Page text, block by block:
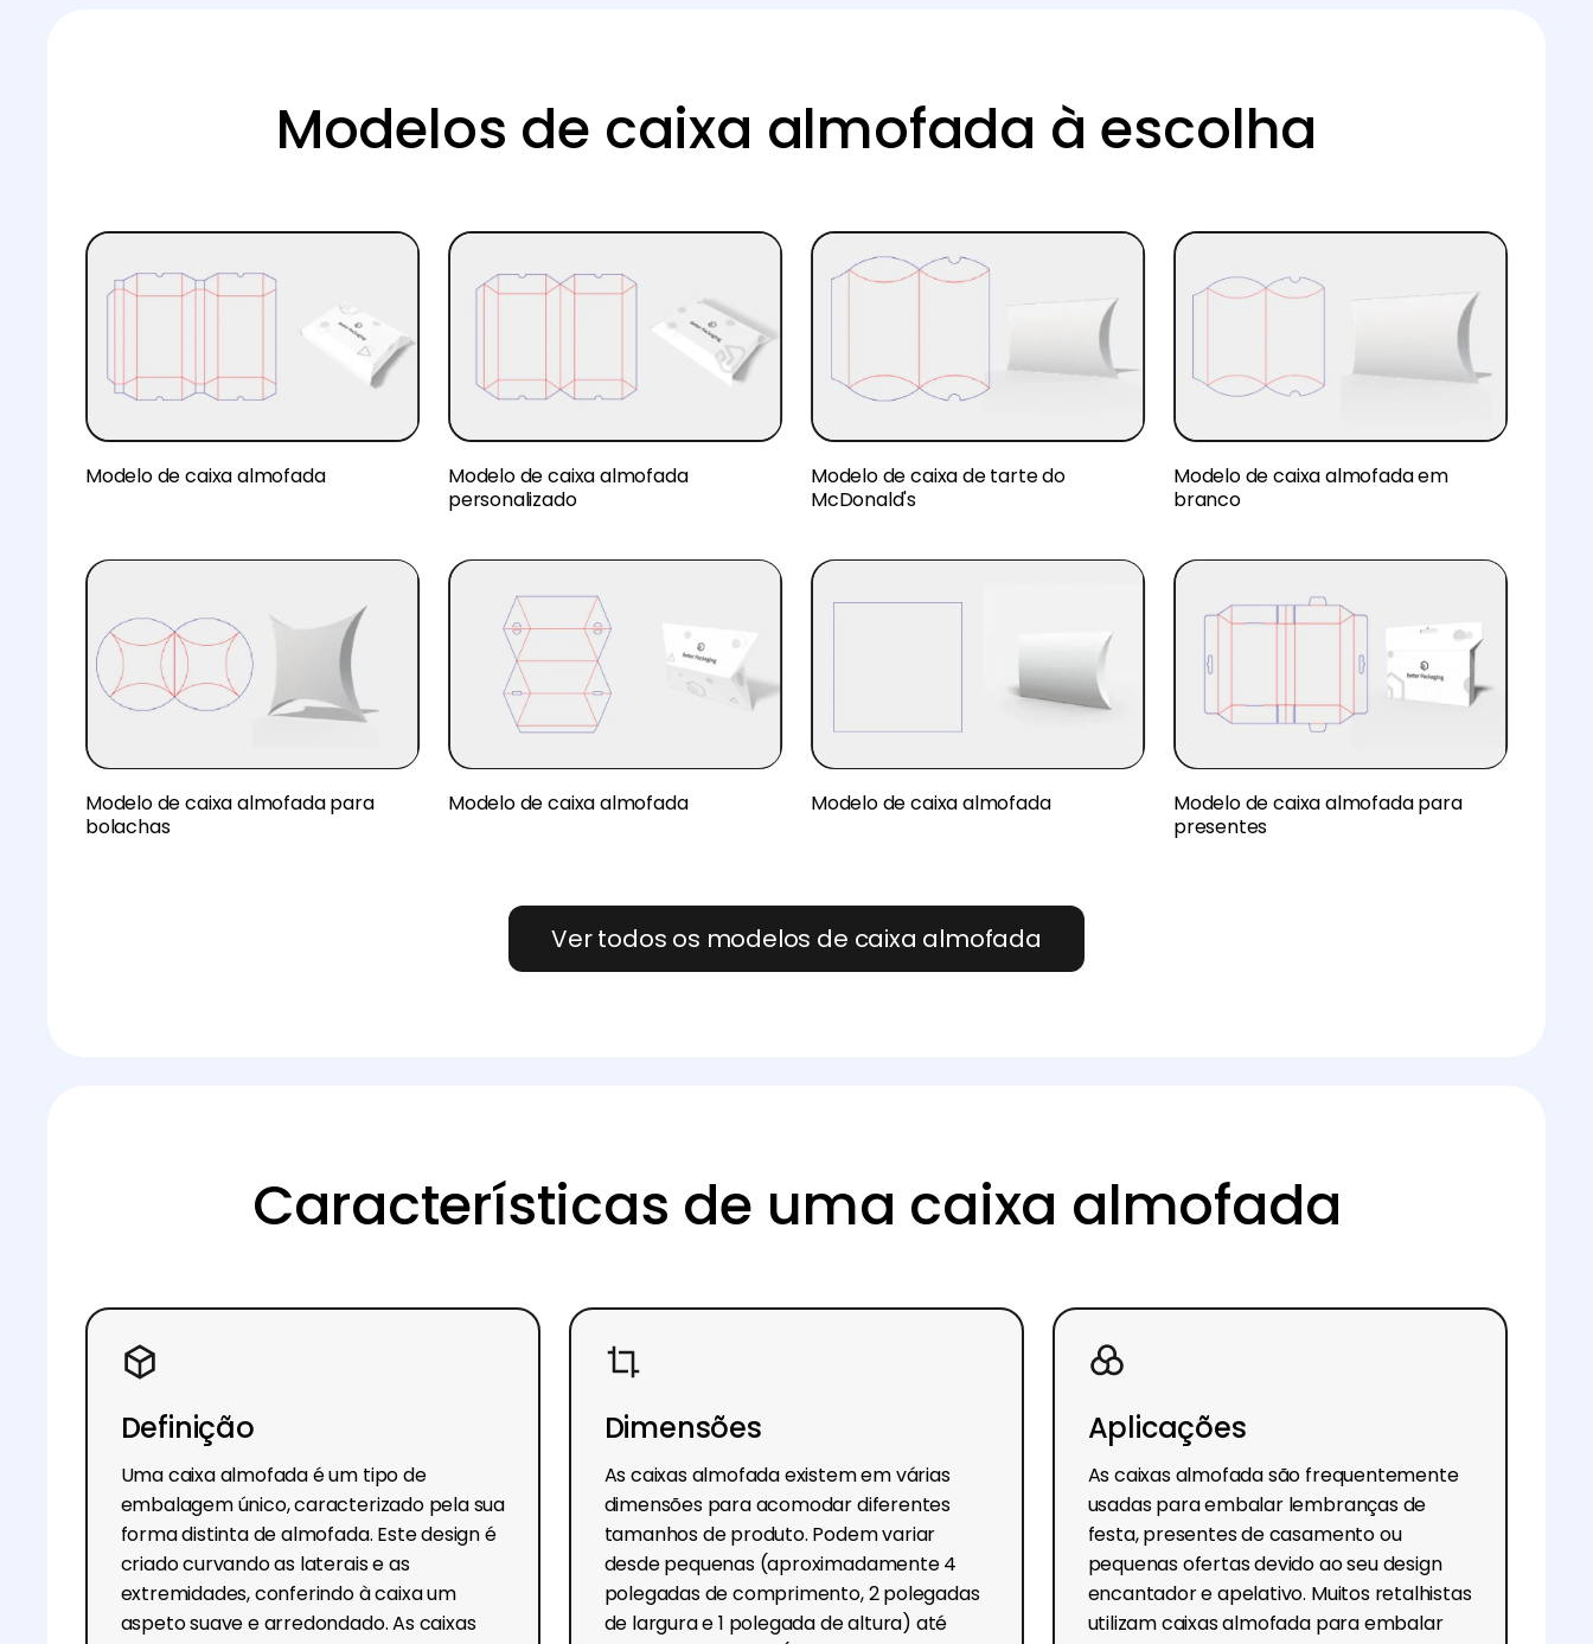
Modelos de caixa almofada à escolha
Modelo de caixa almofada
Modelo de caixa almofada
personalizado
Modelo de caixa de tarte do
McDonald's
Modelo de caixa almofada em
branco
Modelo de caixa almofada para
bolachas
Modelo de caixa almofada Modelo de caixa almofada
Modelo de caixa almofada para
presentes
Ver todos os modelos de caixa almofada
Características de uma caixa almofada
Definição
Uma caixa almofada é um tipo de
embalagem único, caracterizado pela sua
forma distinta de almofada. Este design é
criado curvando as laterais e as
extremidades, conferindo à caixa um
aspeto suave e arredondado. As caixas
Dimensões
As caixas almofada existem em várias
dimensões para acomodar diferentes
tamanhos de produto. Podem variar
desde pequenas (aproximadamente 4
polegadas de comprimento, 2 polegadas
de largura e 1 polegada de altura) até
Aplicações
As caixas almofada são frequentemente
usadas para embalar lembranças de
festa, presentes de casamento ou
pequenas ofertas devido ao seu design
encantador e apelativo. Muitos retalhistas
utilizam caixas almofada para embalar